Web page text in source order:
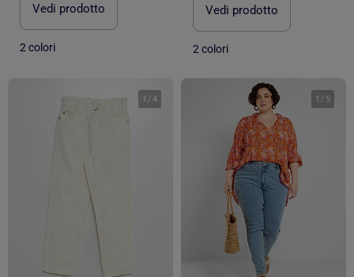
Vedi prodotto
2 colori
Vedi prodotto
2 colori
1 /4 1 / 5